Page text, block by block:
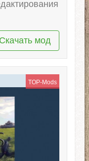
Скачать мод
TOP-Mods